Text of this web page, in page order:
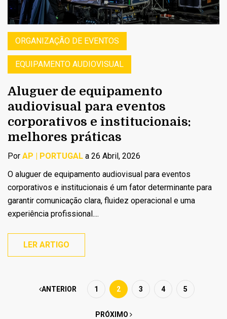
ORGANIZAÇÃO DE EVENTOS
EQUIPAMENTO AUDIOVISUAL
Aluguer de equipamento
audiovisual para eventos
corporativos e institucionais:
melhores práticas
Por AP | PORTUGAL a 26 Abril, 2026
O aluguer de equipamento audiovisual para eventos
corporativos e institucionais é um fator determinante para
garantir comunicação clara, fluidez operacional e uma
experiência profissional....
LER ARTIGO
ANTERIOR 1 2 3 4 5
PRÓXIMO